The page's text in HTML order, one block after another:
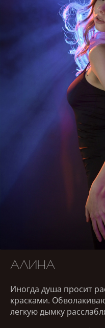
АЛИНА
Иногда душа просит
красками.
легкую дымку